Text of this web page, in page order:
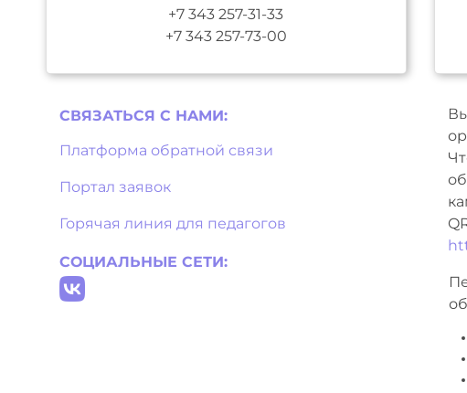
+7 343 257-31-33
+7 343 257-73-00
СВЯЗАТЬСЯ С НAМИ:
Платформа обратной связи
Портал заявок
Горячая линия для педагогов
СОЦИАЛЬНЫЕ СЕТИ: